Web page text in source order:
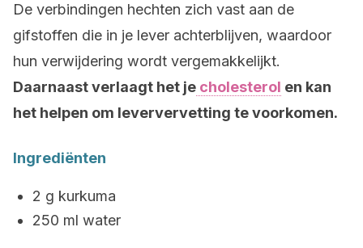
De verbindingen hechten zich vast aan de
gifstoffen die in je lever achterblijven, waardoor
hun verwijdering wordt vergemakkelijkt.
Daarnaast verlaagt het je cholesterol en kan
het helpen om leververvetting te voorkomen.
Ingrediënten
2 g kurkuma
250 ml water